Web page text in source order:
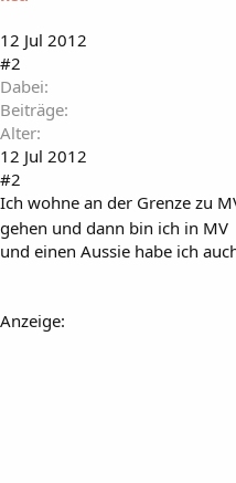
12 Jul 2012
#2
Dabei
Beiträge
Alter
12 Jul 2012
#2
Ich wohne an der Grenze zu
gehen und dann bin ich in MV
und einen Aussie habe ich
Anzeige: